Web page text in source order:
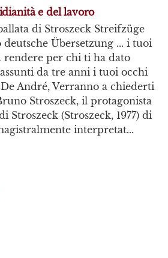
e del lavoro
di Stroszeck Streifzüge
Übersetzung ... i tuoi
rendere per chi ti ha dato
da tre anni i tuoi occhi
André, Verranno a chiederti
Stroszeck, il protagonista
Stroszeck (Stroszeck, 1977) di
interpretat...